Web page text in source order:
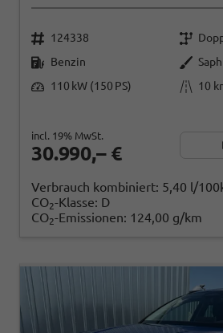
124338
Benzin
110 kW (150 PS)
10
30.990,– €
incl. 19% MwSt.
Verbrauch kombiniert: 5,40 l/
CO2-Klasse: D
CO2-Emissionen: 124,00 g/km